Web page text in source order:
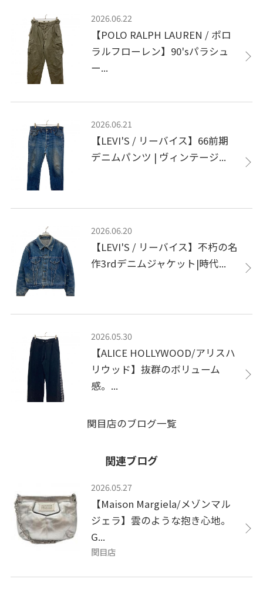
2026.06.22
【POLO RALPH LAUREN / ポロ
ラルフローレン】90'sパラシュ
ー...
2026.06.21
【LEVI'S / リーバイス】66前期
デニムパンツ | ヴィンテージ...
2026.06.20
【LEVI'S / リーバイス】不朽の名
作3rdデニムジャケット|時代...
2026.05.30
【ALICE HOLLYWOOD/アリスハ
リウッド】抜群のボリューム
感。...
関目店のブログ一覧
関連ブログ
2026.05.27
【Maison Margiela/メゾンマル
ジェラ】雲のような抱き心地。
G...
関目店